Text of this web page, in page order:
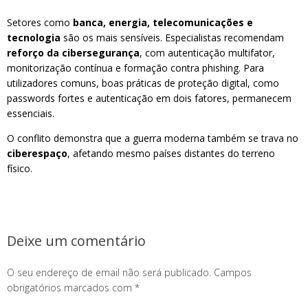
Setores como banca, energia, telecomunicações e
tecnologia são os mais sensíveis. Especialistas recomendam
reforço da cibersegurança, com autenticação multifator,
monitorização contínua e formação contra phishing. Para
utilizadores comuns, boas práticas de proteção digital, como
passwords fortes e autenticação em dois fatores, permanecem
essenciais.
O conflito demonstra que a guerra moderna também se trava no
ciberespaço, afetando mesmo países distantes do terreno
físico.
Deixe um comentário
O seu endereço de email não será publicado. Campos
obrigatórios marcados com *